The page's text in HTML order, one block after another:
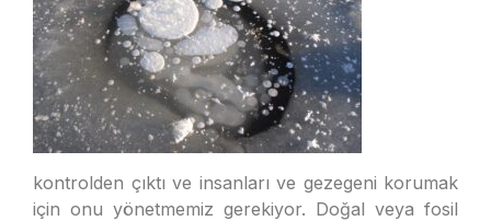
kontrolden çıktı ve insanları ve gezegeni korumak
için onu yönetmemiz gerekiyor. Doğal veya fosil